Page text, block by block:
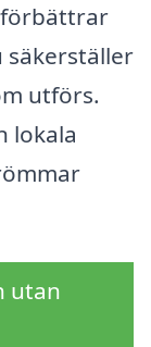
förbättrar
säkerställer
utförs.
lokala
utan